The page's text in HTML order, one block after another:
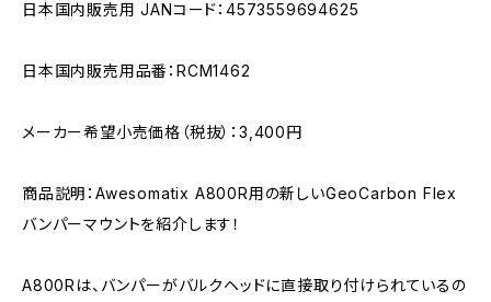
日本国内販売用 JANコード：4573559694625
日本国内販売用品番：RCM1462
メーカー希望小売価格（税抜）：3,400円
商品説明：Awesomatix A800R用の新しいGeoCarbon Flex
バンパーマウントを紹介します！
A800Rは、バンパーがバルクヘッドに直接取り付けられているの